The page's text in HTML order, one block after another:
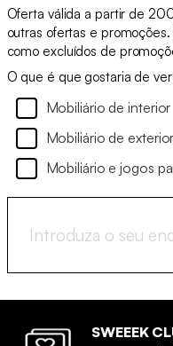
Oferta válida a partir de
outras ofertas e
como excluídos de
O que é que gostaria de
Mobiliário de interior
Mobiliário de exterior
Mobiliário e jogos
SWEEEK